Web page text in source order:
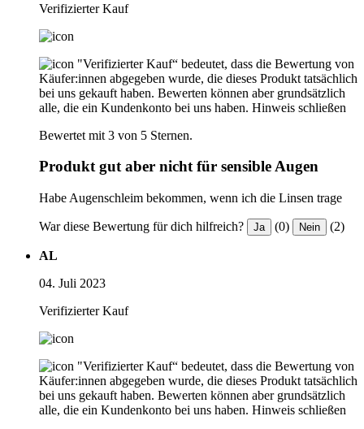
Verifizierter Kauf
"Verifizierter Kauf“ bedeutet, dass die Bewertung von
Käufer:innen abgegeben wurde, die dieses Produkt tatsächlich
bei uns gekauft haben. Bewerten können aber grundsätzlich
alle, die ein Kundenkonto bei uns haben. Hinweis schließen
Bewertet mit 3 von 5 Sternen.
Produkt gut aber nicht für sensible Augen
Habe Augenschleim bekommen, wenn ich die Linsen trage
War diese Bewertung für dich hilfreich? Ja (0) Nein (2)
AL
04. Juli 2023
Verifizierter Kauf
"Verifizierter Kauf“ bedeutet, dass die Bewertung von
Käufer:innen abgegeben wurde, die dieses Produkt tatsächlich
bei uns gekauft haben. Bewerten können aber grundsätzlich
alle, die ein Kundenkonto bei uns haben. Hinweis schließen